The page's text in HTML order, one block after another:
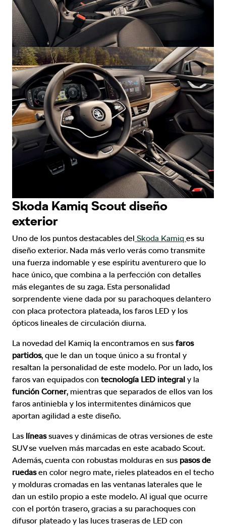
Skoda Kamiq Scout diseño
exterior
Uno de los puntos destacables del Skoda Kamiq es su
diseño exterior. Nada más verlo verás como transmite
una fuerza indomable y ese espíritu aventurero que lo
hace único, que combina a la perfección con detalles
más elegantes de su zaga. Esta personalidad
sorprendente viene dada por su parachoques delantero
con placa protectora plateada, los faros LED y los
ópticos lineales de circulación diurna.
La novedad del Kamiq la encontramos en sus faros
partidos, que le dan un toque único a su frontal y
resaltan la personalidad de este modelo. Por un lado, los
faros van equipados con tecnología LED integral y la
función Corner, mientras que separados de ellos van los
faros antiniebla y los intermitentes dinámicos que
aportan agilidad a este diseño.
Las líneassuaves y dinámicas de otras versiones de este
SUV se vuelven más marcadas en este acabado Scout.
Además, cuenta con robustas molduras en sus pasos de
ruedasen color negro mate, rieles plateados en el techo
y molduras cromadas en las ventanas laterales que le
dan un estilo propio a este modelo. Al igual que ocurre
con el portón trasero, gracias a su parachoques con
difusor plateado y las luces traseras de LED con